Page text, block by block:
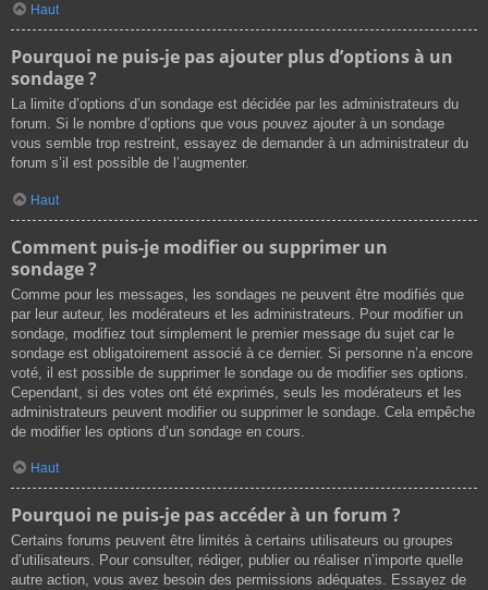
Haut
Pourquoi ne puis-je pas ajouter plus d’options à un
sondage ?
La limite d’options d’un sondage est décidée par les administrateurs du
forum. Si le nombre d’options que vous pouvez ajouter à un sondage
vous semble trop restreint, essayez de demander à un administrateur du
forum s’il est possible de l’augmenter.
Haut
Comment puis-je modifier ou supprimer un
sondage ?
Comme pour les messages, les sondages ne peuvent être modifiés que
par leur auteur, les modérateurs et les administrateurs. Pour modifier un
sondage, modifiez tout simplement le premier message du sujet car le
sondage est obligatoirement associé à ce dernier. Si personne n’a encore
voté, il est possible de supprimer le sondage ou de modifier ses options.
Cependant, si des votes ont été exprimés, seuls les modérateurs et les
administrateurs peuvent modifier ou supprimer le sondage. Cela empêche
de modifier les options d’un sondage en cours.
Haut
Pourquoi ne puis-je pas accéder à un forum ?
Certains forums peuvent être limités à certains utilisateurs ou groupes
d’utilisateurs. Pour consulter, rédiger, publier ou réaliser n’importe quelle
autre action, vous avez besoin des permissions adéquates. Essayez de